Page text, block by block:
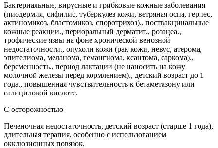
Бактериальные, вирусные и грибковые кожные заболевания
(пиодермия, сифилис, туберкулез кожи, ветряная оспа, герпес,
актиномикоз, бластомикоз, споротрихоз)., поствакцинальные
кожные реакции., периоральный дерматит., розацеа.,
трофические язвы на фоне хронической венозной
недостаточности., опухоли кожи (рак кожи, невус, атерома,
эпителиома, меланома, гемангиома, ксантома, саркома).,
беременность., период лактации (не наносить на кожу
молочной железы перед кормлением)., детский возраст до 1
года., повышенная чувствительность к бетаметазону или
салициловой кислоте.
C осторожностью
Печеночная недостаточность, детский возраст (старше 1 года),
длительная терапия, особенно с использованием
окклюзионных повязок.